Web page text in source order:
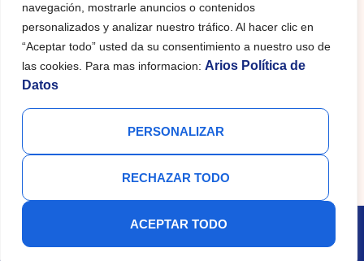
navegación, mostrarle anuncios o contenidos
personalizados y analizar nuestro tráfico. Al hacer clic en
“Aceptar todo” usted da su consentimiento a nuestro uso de
las cookies. Para mas informacion: Arios Política de
Datos
PERSONALIZAR
RECHAZAR TODO
ACEPTAR TODO
para
consumir
Copyright © 2025 ARIOS INDUSTRIA. All Rights